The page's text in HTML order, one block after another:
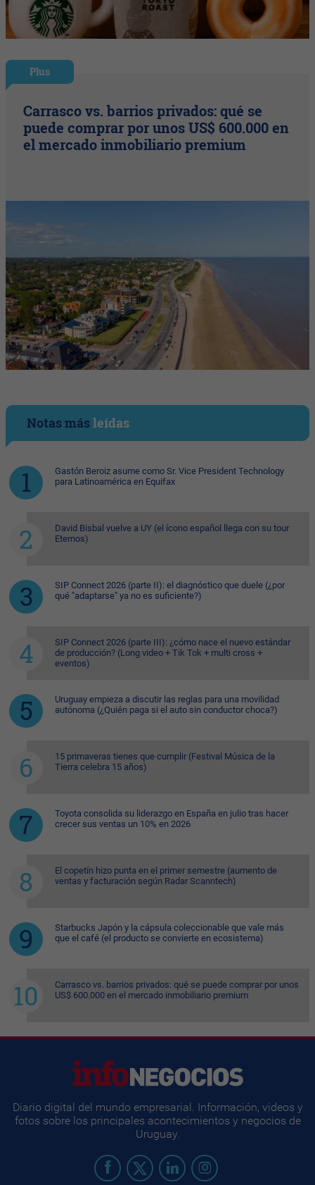
Plus
Carrasco vs. barrios privados: qué se
puede comprar por unos US$ 600.000 en
el mercado inmobiliario premium
Notas másleídas
Gastón Beroiz asume como Sr. Vice President Technology
para Latinoamérica en Equifax
David Bisbal vuelve a UY (el ícono español llega con su tour
Eternos)
SIP Connect 2026 (parte II): el diagnóstico que duele (¿por
qué "adaptarse" ya no es suficiente?)
SIP Connect 2026 (parte III): ¿cómo nace el nuevo estándar
de producción? (Long video + Tik Tok + multi cross +
eventos)
Uruguay empieza a discutir las reglas para una movilidad
autónoma (¿Quién paga si el auto sin conductor choca?)
15 primaveras tienes que cumplir (Festival Música de la
Tierra celebra 15 años)
Toyota consolida su liderazgo en España en julio tras hacer
crecer sus ventas un 10% en 2026
El copetín hizo punta en el primer semestre (aumento de
ventas y facturación según Radar Scanntech)
Starbucks Japón y la cápsula coleccionable que vale más
que el café (el producto se convierte en ecosistema)
Carrasco vs. barrios privados: qué se puede comprar por unos
US$ 600.000 en el mercado inmobiliario premium
Diario digital del mundo empresarial. Información, videos y
fotos sobre los principales acontecimientos y negocios de
Uruguay.